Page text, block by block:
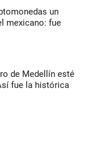
un
mexicano: fue
de Medellín esté
fue la histórica